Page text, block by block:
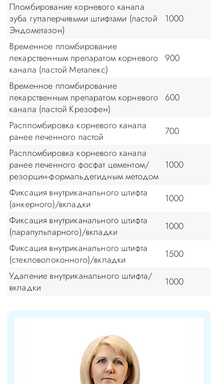
Пломбирование корневого канала
зуба гуттаперчивыми штифтами (пастой
Эндометазон)
1000
Временное пломбирование
лекарственным препаратом корневого
канала (пастой Метапекс)
900
Временное пломбирование
лекарственным препаратом корневого
канала (пастой Крезофен)
600
Распломбировка корневого канала
ранее леченного пастой
700
Распломбировка корневого канала
ранее леченного фосфат цементом/
резорцин-формальдегидным методом
1000
Фиксация внутриканального штифта
(анкерного)/вкладки
1000
Фиксация внутриканального штифта
(парапульпарного)/вкладки
1000
Фиксация внутриканального штифта
(стекловолоконного)/вкладки
1500
Удаление внутриканального штифта/
вкладки
1000